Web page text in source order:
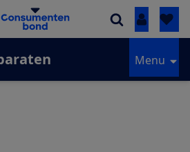
Inloggen
Menu